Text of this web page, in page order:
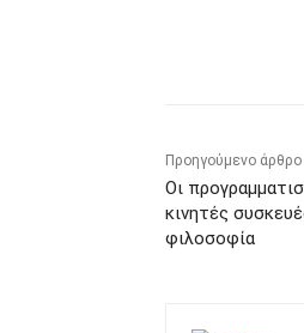
Προηγούμενο άρθρο
Οι
κινητές
φιλοσοφία